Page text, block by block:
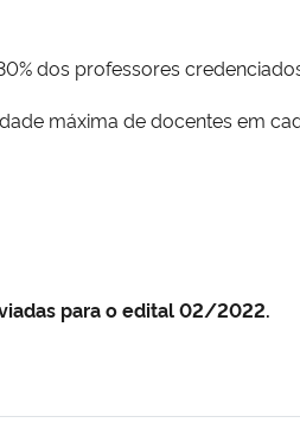
dos professores
máxima de docentes em
para o edital 02/2022.